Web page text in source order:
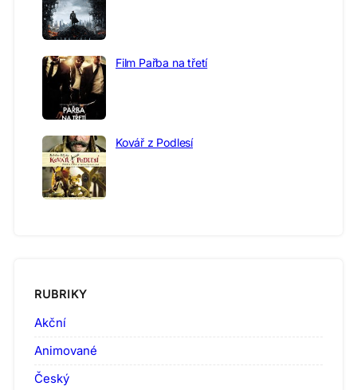
Film Pařba na třetí
Kovář z Podlesí
RUBRIKY
Akční
Animované
Český